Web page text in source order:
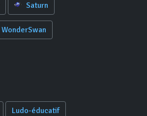
Saturn
WonderSwan
Ludo-éducatif